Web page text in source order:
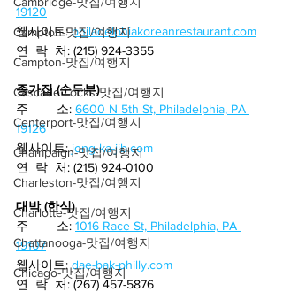
Campton-맛집/여행지
Campton-맛집/여행지
Cascade Locks-맛집/여행지
Centerport-맛집/여행지
Champaign-맛집/여행지
Charleston-맛집/여행지
Charlotte-맛집/여행지
Chattanooga-맛집/여행지
Chicago-맛집/여행지
19120
웹사이트: philadelphiakoreanrestaurant.com
연  락  처: (215) 924-3355
종가집 (순두부)
주        소: 6600 N 5th St, Philadelphia, PA
19126
웹사이트: jong-ka-jib.com
연  락  처: (215) 924-0100
대박 (한식)
주        소: 1016 Race St, Philadelphia, PA
19107
웹사이트: dae-bak-philly.com
연  락  처: (267) 457-5876